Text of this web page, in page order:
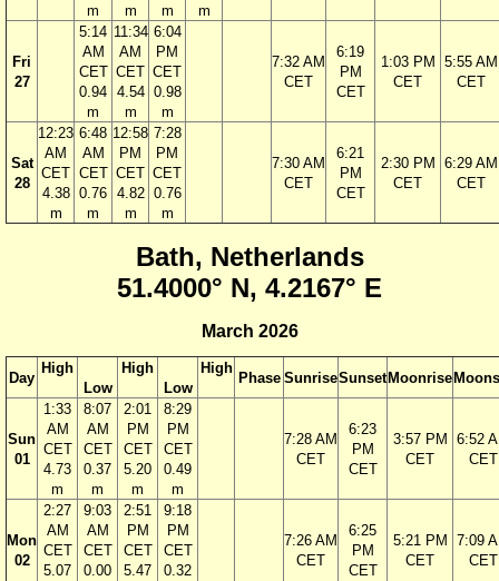
m
m
m
m
Fri
27
5:14
AM
CET
0.94
m
11:34
AM
CET
4.54
m
6:04
PM
CET
0.98
m
7:32 AM
CET
6:19
PM
CET
1:03 PM
CET
5:55 AM
CET
Sat
28
12:23
AM
CET
4.38
m
6:48
AM
CET
0.76
m
12:58
PM
CET
4.82
m
7:28
PM
CET
0.76
m
7:30 AM
CET
6:21
PM
CET
2:30 PM
CET
6:29 AM
CET
Bath, Netherlands
51.4000° N, 4.2167° E
March 2026
Day
High
Low
High
Low
High
Phase SunriseSunset Moonrise
Sun
01
1:33
AM
CET
4.73
m
8:07
AM
CET
0.37
m
2:01
PM
CET
5.20
m
8:29
PM
CET
0.49
m
7:28 AM
CET
6:23
PM
CET
3:57 PM
CET
6:52
CET
Mon
02
2:27
AM
CET
5.07
9:03
AM
CET
0.00
2:51
PM
CET
5.47
9:18
PM
CET
0.32
7:26 AM
CET
6:25
PM
CET
5:21 PM
CET
7:09
CET